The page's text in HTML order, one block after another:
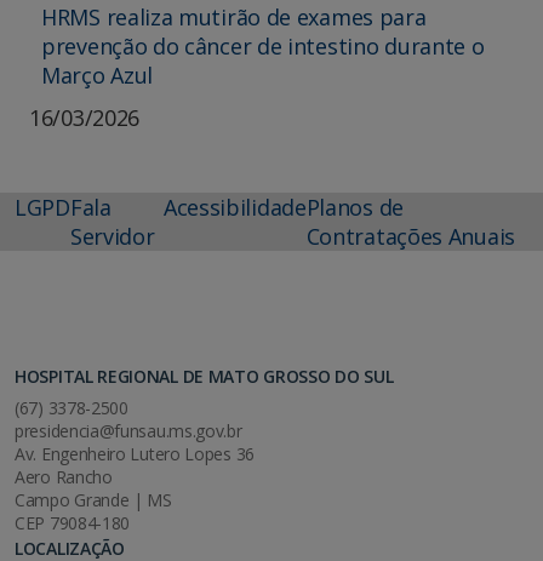
HRMS realiza mutirão de exames para
prevenção do câncer de intestino durante o
Março Azul
16/03/2026
LGPDFala
Servidor
AcessibilidadePlanos de
Contratações Anuais
HOSPITAL REGIONAL DE MATO GROSSO DO SUL
(67) 3378-2500
presidencia@funsau.ms.gov.br
Av. Engenheiro Lutero Lopes 36
Aero Rancho
Campo Grande | MS
CEP 79084-180
LOCALIZAÇÃO